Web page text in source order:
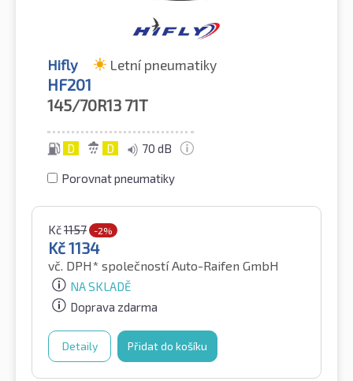
Hifly Letní pneumatiky
HF201
145/70R13 71T
D D 70 dB
Porovnat pneumatiky
Kč1157 -2%
Kč1134
vč. DPH* společností Auto-Raifen GmbH
NA SKLADĚ
Doprava zdarma
Detaily Přidat do košíku